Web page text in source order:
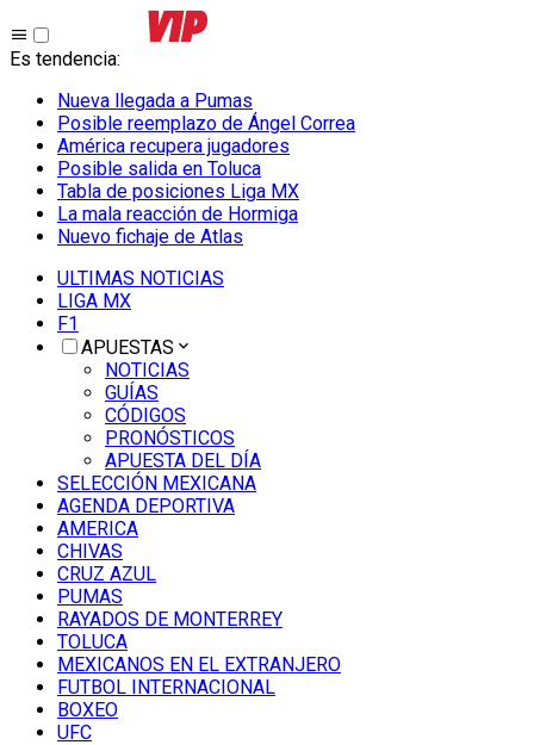
Es tendencia:
Nueva llegada a Pumas
Posible reemplazo de Ángel Correa
América recupera jugadores
Posible salida en Toluca
Tabla de posiciones Liga MX
La mala reacción de Hormiga
Nuevo fichaje de Atlas
ULTIMAS NOTICIAS
LIGA MX
F1
APUESTAS
NOTICIAS
GUÍAS
CÓDIGOS
PRONÓSTICOS
APUESTA DEL DÍA
SELECCIÓN MEXICANA
AGENDA DEPORTIVA
AMERICA
CHIVAS
CRUZ AZUL
PUMAS
RAYADOS DE MONTERREY
TOLUCA
MEXICANOS EN EL EXTRANJERO
FUTBOL INTERNACIONAL
BOXEO
UFC